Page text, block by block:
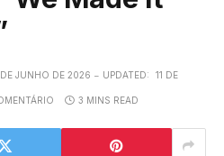
JUNHO DE 2026 UPDATED: 11 DE
3 MINS READ